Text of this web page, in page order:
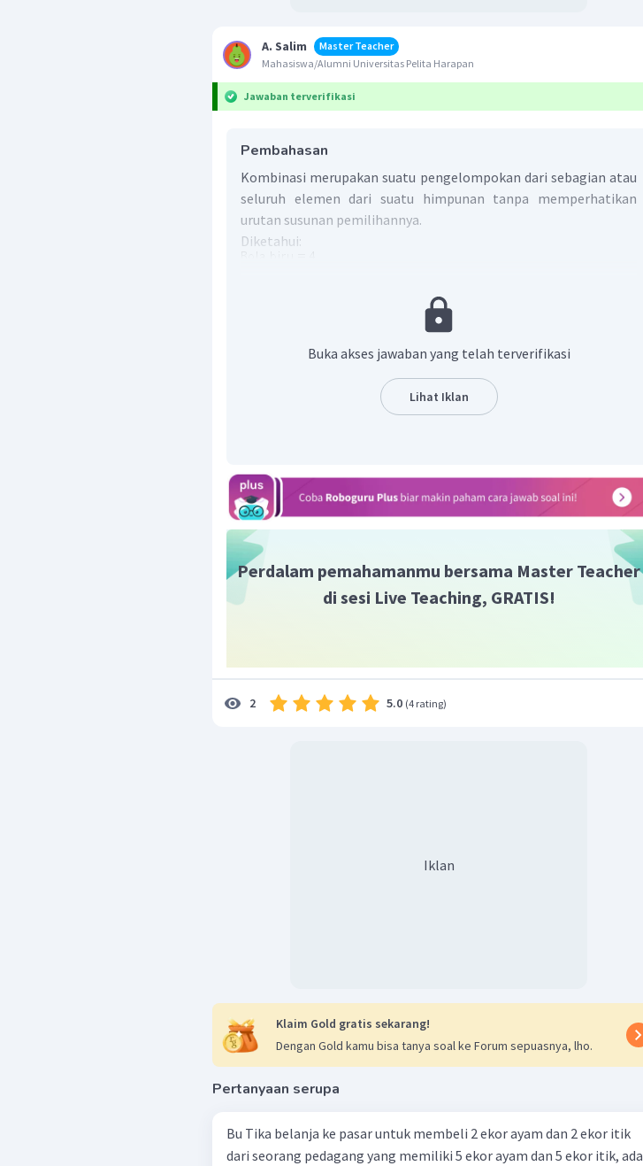
A. Salim
Master Teacher
Mahasiswa/Alumni Universitas Pelita Harapan
Jawaban terverifikasi
Pembahasan
Kombinasi merupakan suatu pengelompokan dari sebagian atau
seluruh elemen dari suatu himpunan tanpa memperhatikan
urutan susunan pemilihannya.
Diketahui:
bola merah:
Banyak cara terambil bola biru:
Sehingga, banyak cara terambil
adalah
cara.
Buka akses jawaban yang telah terverifikasi
Lihat Iklan
Perdalam pemahamanmu bersama Master Teacher
di sesi Live Teaching, GRATIS!
2 5.0 (4 rating)
Iklan
Klaim Gold gratis sekarang!
Dengan Gold kamu bisa tanya soal ke Forum sepuasnya, lho.
Pertanyaan serupa
Bu Tika belanja ke pasar untuk membeli 2 ekor ayam dan 2 ekor itik
dari seorang pedagang yang memiliki 5 ekor ayam dan 5 ekor itik, ada